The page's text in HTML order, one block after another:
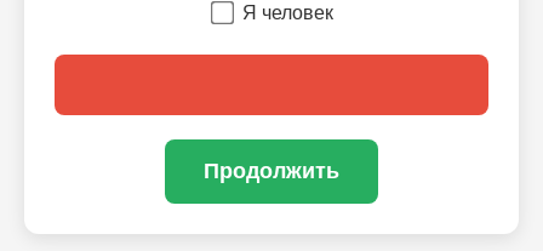
Я человек
Продолжить